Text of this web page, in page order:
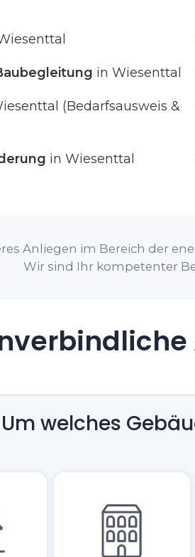
in Wiesenttal
(Bedarfsausweis &
in Wiesenttal
Anliegen im Bereich der
Wir sind Ihr kompetenter